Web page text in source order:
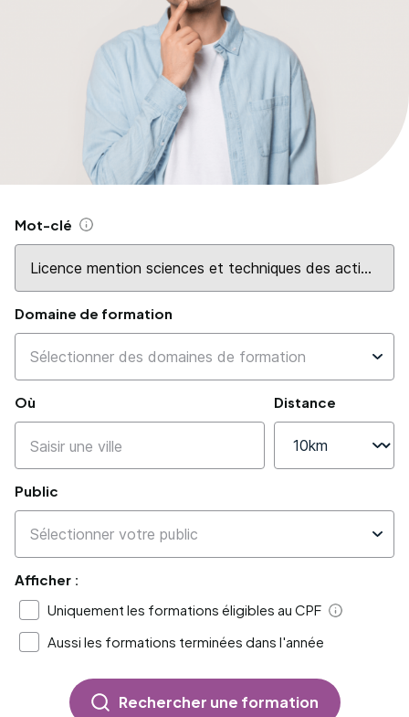
Mot-clé Aide
Domaine de formation
Où Distance
Public
Afficher :
Uniquement les formations éligibles au CPF
Aide
Aussi les formations terminées dans l'année
Rechercher une formation